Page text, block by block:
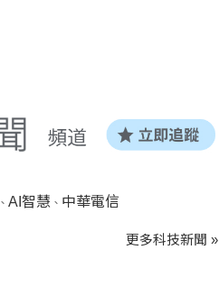
、 AI智慧 、 中華電信
更多科技新聞 »